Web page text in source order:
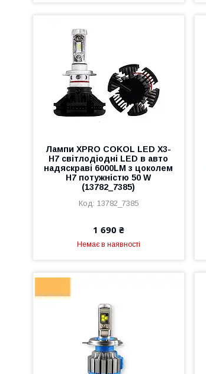
Лампи XPRO COKOL LED X3-
H7 світлодіодні LED в авто
надяскраві 6000LM з цоколем
H7 потужністю 50 W
(13782_7385)
13782_7385
1 690 ₴
Немає в наявності